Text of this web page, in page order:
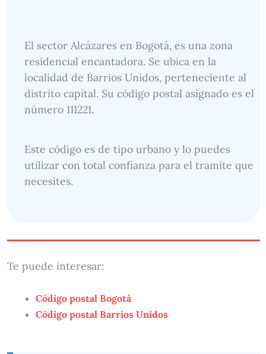
El sector Alcázares en Bogotá, es una zona
residencial encantadora. Se ubica en la
localidad de Barrios Unidos, perteneciente al
distrito capital. Su código postal asignado es el
número 111221.
Este código es de tipo urbano y lo puedes
utilizar con total confianza para el tramite que
necesites.
Te puede interesar:
Código postal Bogotá
Código postal Barrios Unidos